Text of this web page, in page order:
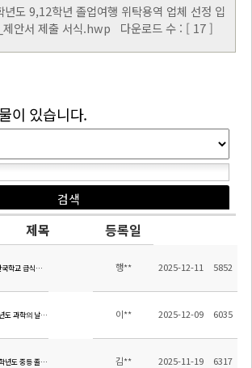
년도 9,12학년 졸업여행 위탁용역 업체 선정 입
제안서 제출 서식.hwp 다운로드 수 : [ 17 ]
이 있습니다.
제목 등록일
국학교 급식위탁 용역업체 선정 입찰 공고(공고 제2025-9호)
행** 2025-12-11 5852
도 과학의 날 기념 장관상(우수과학어린이) 포상계획
이** 2025-12-09 6035
년도 중등 졸업여행 경비 정산 내역 안내김** 2025-11-19 6317